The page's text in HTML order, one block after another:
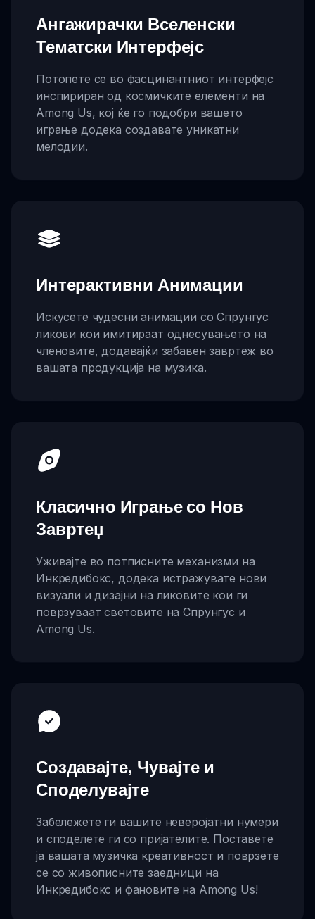
Ангажирачки Вселенски
Тематски Интерфејс
Потопете се во фасцинантниот интерфејс
инспириран од космичките елементи на
Among Us, кој ќе го подобри вашето
играње додека создавате уникатни
мелодии.
Интерактивни Анимации
Искусете чудесни анимации со Спрунгус
ликови кои имитираат однесувањето на
членовите, додавајќи забавен завртеж во
вашата продукција на музика.
Класично Играње со Нов
Завртеџ
Уживајте во потписните механизми на
Инкредибокс, додека истражувате нови
визуали и дизајни на ликовите кои ги
поврзуваат световите на Спрунгус и
Among Us.
Создавајте, Чувајте и
Споделувајте
Забележете ги вашите неверојатни нумери
и споделете ги со пријателите. Поставете
ја вашата музичка креативност и поврзете
се со живописните заедници на
Инкредибокс и фановите на Among Us!